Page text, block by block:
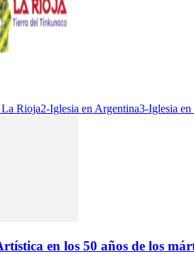
Rioja2-Iglesia en Argentina3-Iglesia
en los 50 años de los